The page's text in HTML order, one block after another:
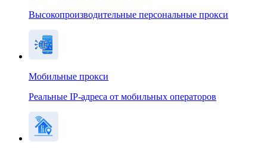
Высокопроизводительные персональные прокси
Мобильные прокси
Реальные IP-адреса от мобильных операторов